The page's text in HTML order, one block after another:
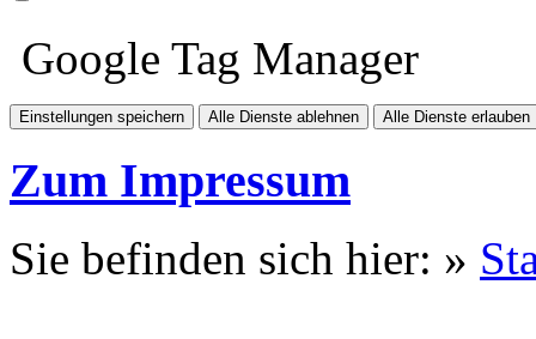
Google Tag Manager
Einstellungen speichern Alle Dienste ablehnen Alle Dienste erlauben
Zum Impressum
Sie befinden sich hier: »